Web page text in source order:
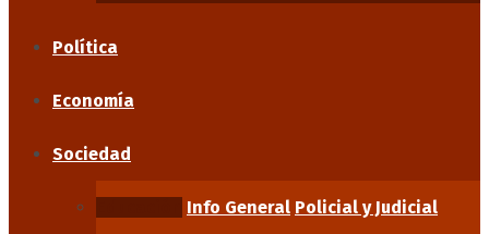
Política
Economía
Sociedad
Info General Policial y Judicial